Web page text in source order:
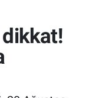
dikkat!